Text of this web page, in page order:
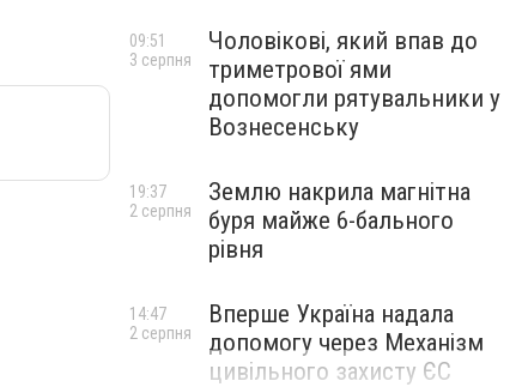
Чоловікові, який впав до
триметрової ями
допомогли рятувальники у
Вознесенську
09:51
3 серпня
Землю накрила магнітна
буря майже 6-бального
рівня
19:37
2 серпня
Вперше Україна надала
допомогу через Механізм
цивільного захисту ЄС
14:47
2 серпня